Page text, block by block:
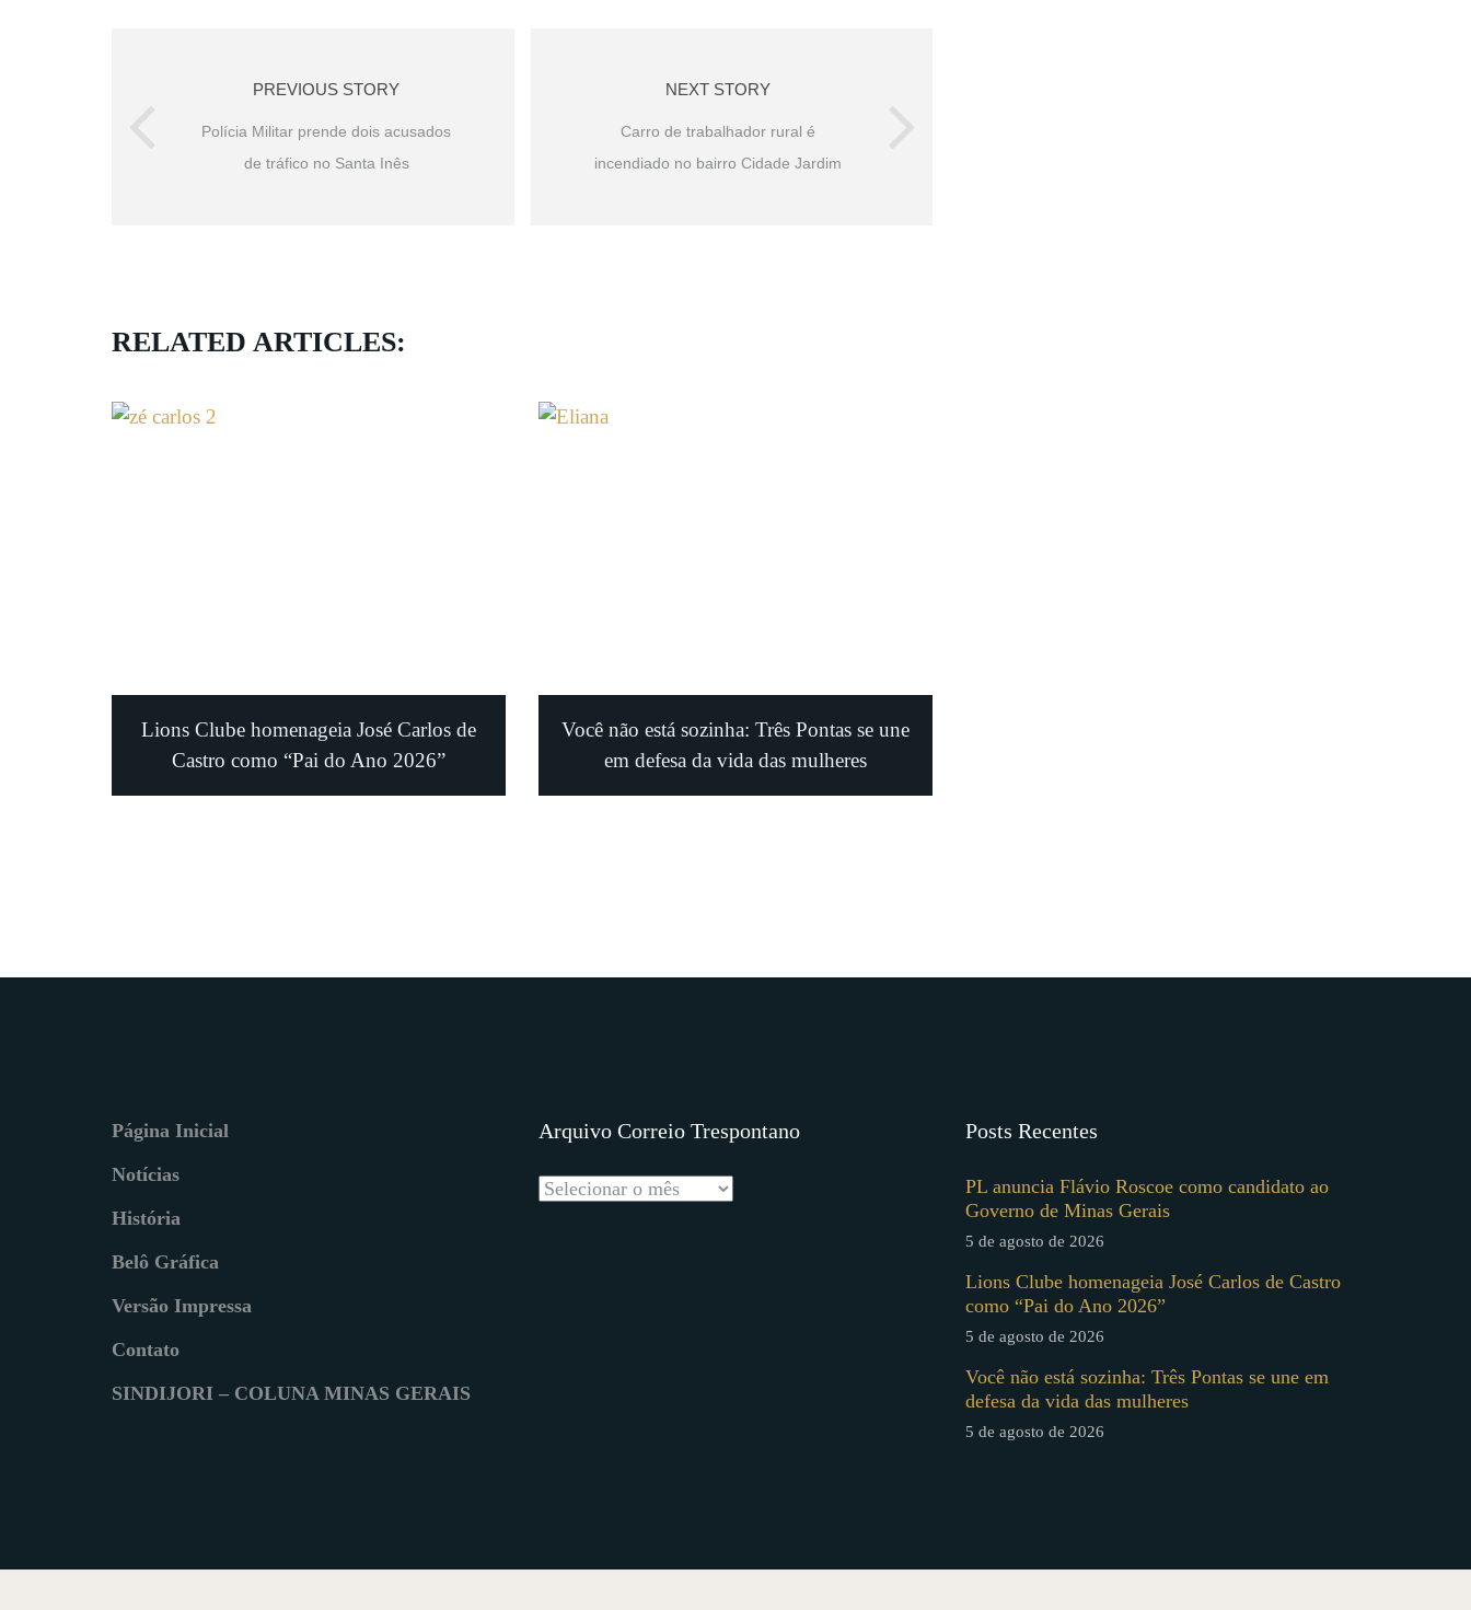
PREVIOUS STORY
Polícia Militar prende dois acusados
de tráfico no Santa Inês
NEXT STORY
Carro de trabalhador rural é
incendiado no bairro Cidade Jardim
RELATED ARTICLES:
Lions Clube homenageia José Carlos de
Castro como “Pai do Ano 2026”
Você não está sozinha: Três Pontas se une
em defesa da vida das mulheres
Página Inicial
Notícias
História
Belô Gráfica
Versão Impressa
Contato
SINDIJORI – COLUNA MINAS GERAIS
Arquivo Correio Trespontano Posts Recentes
PL anuncia Flávio Roscoe como candidato ao
Governo de Minas Gerais
5 de agosto de 2026
Lions Clube homenageia José Carlos de Castro
como “Pai do Ano 2026”
5 de agosto de 2026
Você não está sozinha: Três Pontas se une em
defesa da vida das mulheres
5 de agosto de 2026